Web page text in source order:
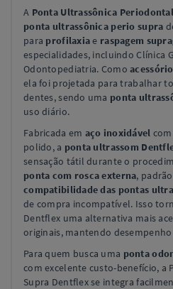
A Ponta Ultrassônica
ponta ultrassônica perio supra
para profilaxiae raspagem
especialidades, incluindo Clínica
Odontopediatria. Como
ela foi projetada para trabalhar
dentes, sendo uma ponta
uso diário.
Fabricada em aço inoxidável
polido, a ponta ultrassom
sensação tátil durante o
ponta com rosca externa, padrão
compatibilidade das pontas
de compra incompatível. Isso
Dentflex uma alternativa mais
originais, mantendo
Para quem busca uma ponta
com excelente custo-benefício, a
Supra Dentflex se integra